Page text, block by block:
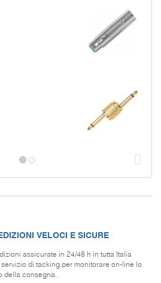
VELOCI E SICURE
assicurate in 24/48 h in tutta Italia
di tacking per monitorare on-line lo
della consegna.